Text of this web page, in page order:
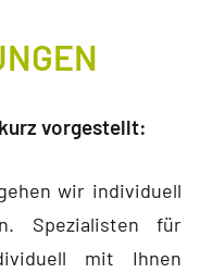
vorgestellt:
wir individuell
Spezialisten für
mit Ihnen